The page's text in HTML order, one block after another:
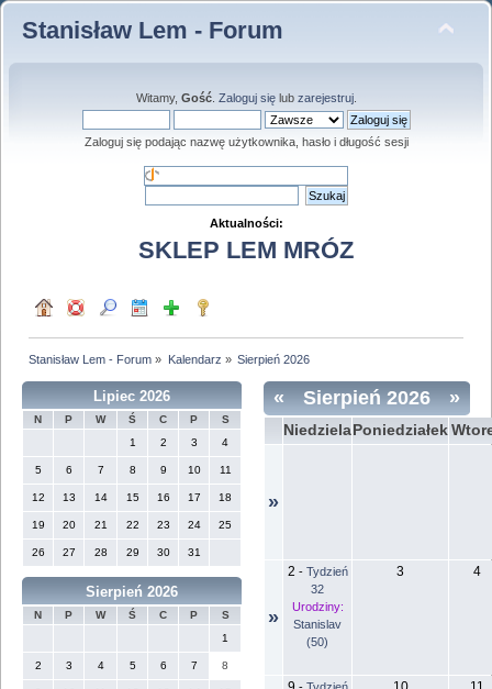
Stanisław Lem - Forum
Witamy, Gość. Zaloguj sięlub zarejestruj.
Zaloguj się podając nazwę użytkownika, hasło i długość sesji
Aktualności:
SKLEP LEM MRÓZ
Stanisław Lem - Forum » Kalendarz » Sierpień 2026
Lipiec 2026
N P W Ś C P
S
1
2 3 4
5 6 7 8 9 10 11
12 13 14 15 16 17 18
19 20 21 22 23 24 25
26 27 28 29 30 31
Sierpień 2026
N P W Ś C P
S
1
2 3 4 5 6 7 8
« »
Sierpień 2026
Niedziela Poniedziałek
»
»
2 - Tydzień
32
Urodziny:
Stanislav
(50)
3 4